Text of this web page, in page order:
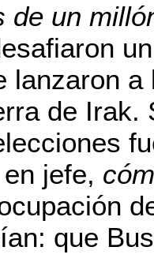
de un
lanzaron
de Irak.
jefe,
que